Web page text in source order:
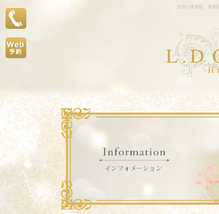
渋谷の美容院・美容